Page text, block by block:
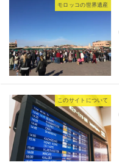
モロッコの世界遺産
このサイトについて